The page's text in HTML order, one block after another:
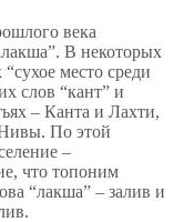
века
В некоторых
место среди
слов “кант” и
– Канта и Лахти,
По этой
–
что топоним
“лакша” – залив и